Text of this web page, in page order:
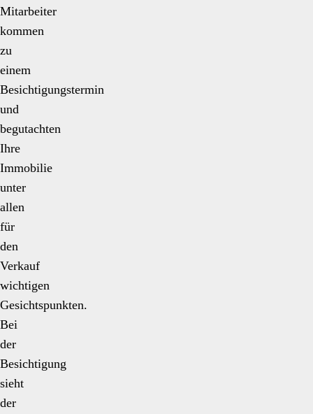
Mitarbeiter
kommen
zu
einem
Besichtigungstermin
und
begutachten
Ihre
Immobilie
unter
allen
für
den
Verkauf
wichtigen
Gesichtspunkten.
Bei
der
Besichtigung
sieht
der